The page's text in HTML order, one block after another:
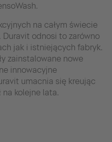
na całym świecie
odnosi to zarówno
jak i istniejących fabryk.
zainstalowane nowe
innowacyjne
umacnia się kreując
kolejne lata.